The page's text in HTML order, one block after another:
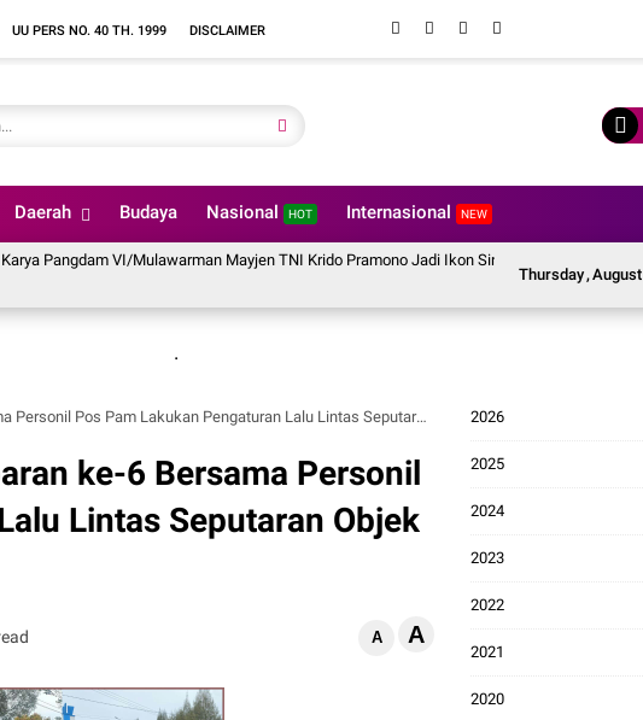
UU PERS NO. 40 TH. 1999 DISCLAIMER
Daerah Budaya Nasional HOT Internasional NEW
Thursday,August
VI/Mulawarman Mayjen TNI Krido Pramono Jadi Ikon Singing Competition HUT ke 81 RI
.
Lakukan Pengaturan Lalu Lintas Seputaran Objek Wisata Alahan Panjang 2025
ke-6 Bersama Personil
Lintas Seputaran Objek
A A
2026
2025
2024
2023
2022
2021
2020